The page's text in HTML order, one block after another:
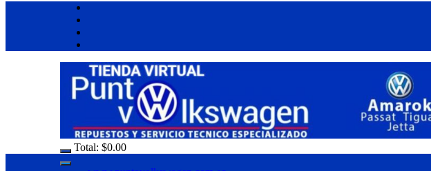
Total: $0.00